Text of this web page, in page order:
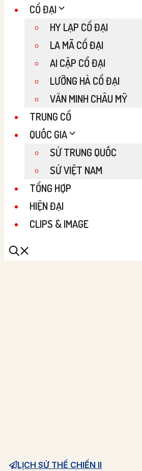
CỔ ĐẠI
HY LẠP CỔ ĐẠI
LA MÃ CỔ ĐẠI
AI CẬP CỔ ĐẠI
LƯỠNG HÀ CỔ ĐẠI
VĂN MINH CHÂU MỸ
TRUNG CỔ
QUỐC GIA
SỬ TRUNG QUỐC
SỬ VIỆT NAM
TỔNG HỢP
HIỆN ĐẠI
CLIPS & IMAGE
LỊCH SỬ THẾ CHIẾN II